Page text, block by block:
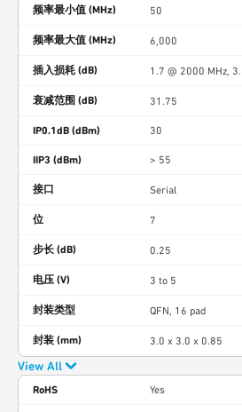
频率最小值 (MHz) 50
频率最大值 (MHz) 6,000
插入损耗 (dB) 1.7 @ 2000 MHz,
衰减范围 (dB) 31.75
IP0.1dB (dBm) 30
IIP3 (dBm) > 55
接口 Serial
位 7
步长 (dB) 0.25
电压 (V) 3 to 5
封装类型 QFN, 16 pad
封装 (mm) 3.0 x 3.0 x 0.85
View All
RoHS Yes